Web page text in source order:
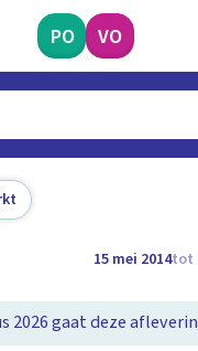
PO VO
15 mei 2014tot
2026 gaat deze